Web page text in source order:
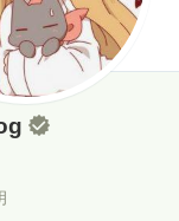
Blog
